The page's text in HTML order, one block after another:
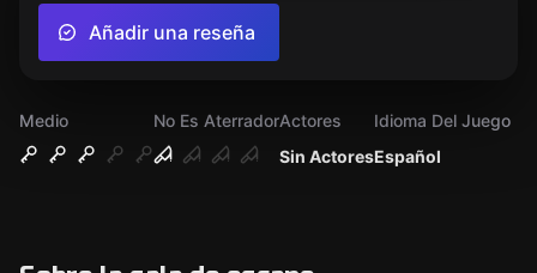
Medio
No Es Aterrador
Sin Actores
Actores
Español
Idioma Del Juego
Añadir una reseña